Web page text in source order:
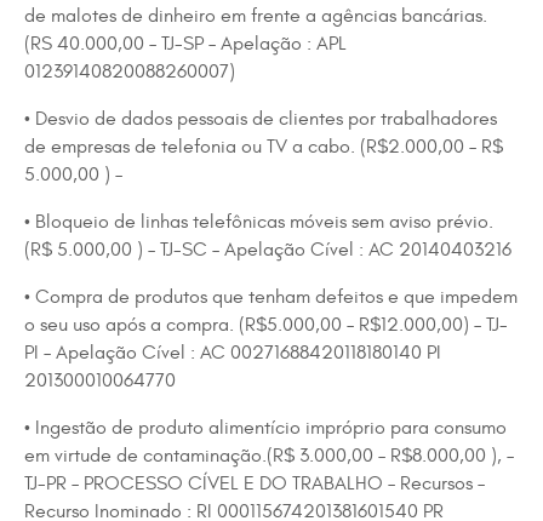
de malotes de dinheiro em frente a agências bancárias.
(RS 40.000,00 – TJ-SP – Apelação : APL
01239140820088260007)
• Desvio de dados pessoais de clientes por trabalhadores
de empresas de telefonia ou TV a cabo. (R$2.000,00 – R$
5.000,00 ) –
• Bloqueio de linhas telefônicas móveis sem aviso prévio.
(R$ 5.000,00 ) – TJ-SC – Apelação Cível : AC 20140403216
• Compra de produtos que tenham defeitos e que impedem
o seu uso após a compra. (R$5.000,00 – R$12.000,00) – TJ-
PI – Apelação Cível : AC 00271688420118180140 PI
201300010064770
• Ingestão de produto alimentício impróprio para consumo
em virtude de contaminação.(R$ 3.000,00 – R$8.000,00 ), –
TJ-PR – PROCESSO CÍVEL E DO TRABALHO – Recursos –
Recurso Inominado : RI 000115674201381601540 PR